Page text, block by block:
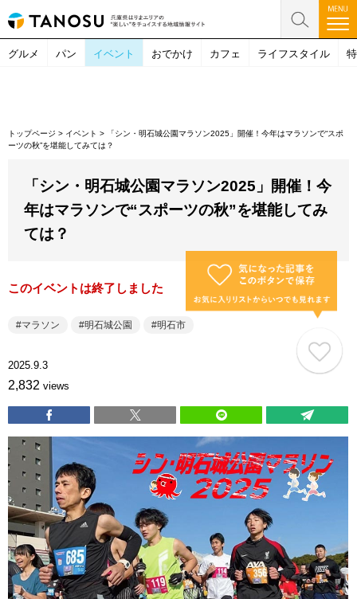
グルメ パン イベント おでかけ カフェ ライフスタイル
トップページ > イベント >
「シン・明石城公園マラソン2025」開催！今年はマラソンで“スポ
ーツの秋”を堪能してみては？
「シン・明石城公園マラソン2025」開催！今
年はマラソンで“スポーツの秋”を堪能してみ
ては？
このイベントは終了しました
マラソン 明石城公園 明石市
2025.9.3
2,832 views